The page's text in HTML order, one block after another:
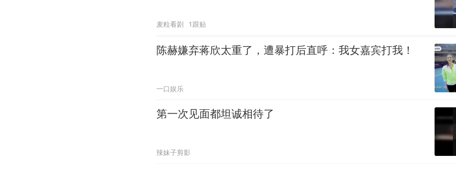
麦粒看剧 1跟贴
陈赫嫌弃蒋欣太重了，遭暴打后直呼：我女嘉宾打我！
一口娱乐
第一次见面都坦诚相待了
辣妹子剪影